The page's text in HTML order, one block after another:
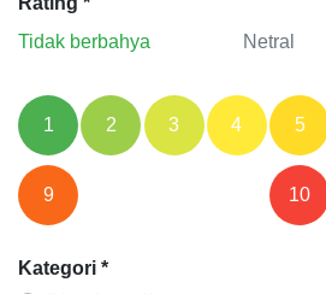
Tidak berbahya
Netral
1 2 3 4 5
9 10
Kategori *